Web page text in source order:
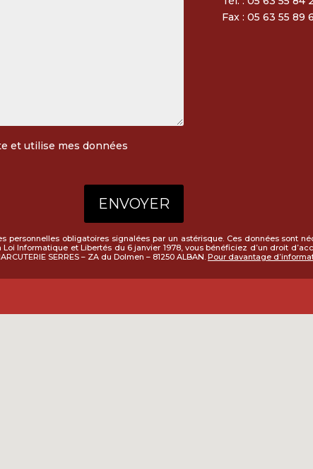
et utilise mes données
Fax : 05 63 55 89
personnelles obligatoires signalées par un astérisque. Ces données sont
Informatique et Libertés du 6 janvier 1978, vous bénéficiez d’un droit
SERRES – ZA du Dolmen – 81250 ALBAN. Pour davantage